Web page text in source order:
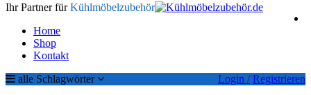
Ihr Partner fürKühlmöbelzubehör
Home
Shop
Kontakt
Login / Registrieren
alle Schlagwörter